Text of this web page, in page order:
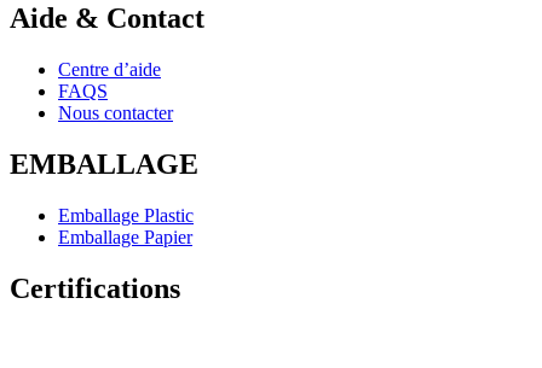
Aide & Contact
Centre d’aide
FAQS
Nous contacter
EMBALLAGE
Emballage Plastic
Emballage Papier
Certifications